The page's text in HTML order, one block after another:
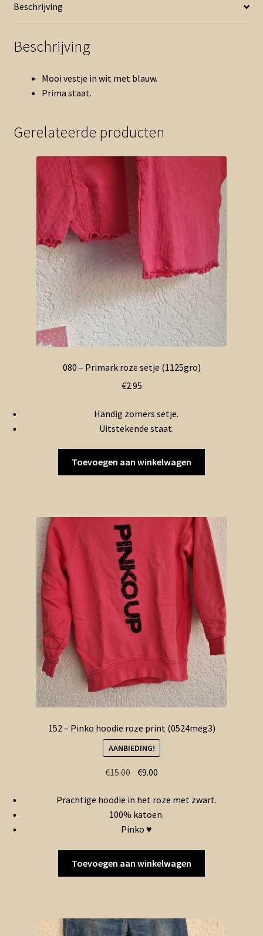
aantal
Beschrijving
Beschrijving
Mooi vestje in wit met blauw.
Prima staat.
Gerelateerde producten
080 – Primark roze setje (1125gro)
€2.95
Handig zomers setje.
Uitstekende staat.
Toevoegen aan winkelwagen
152 – Pinko hoodie roze print (0524meg3)
AANBIEDING!
€15.00 Oorspronkelijke
was:
€15.00.
€9.00
is:
€9.00.
Prachtige hoodie in het roze met zwart.
100% katoen.
Pinko ♥
Toevoegen aan winkelwagen